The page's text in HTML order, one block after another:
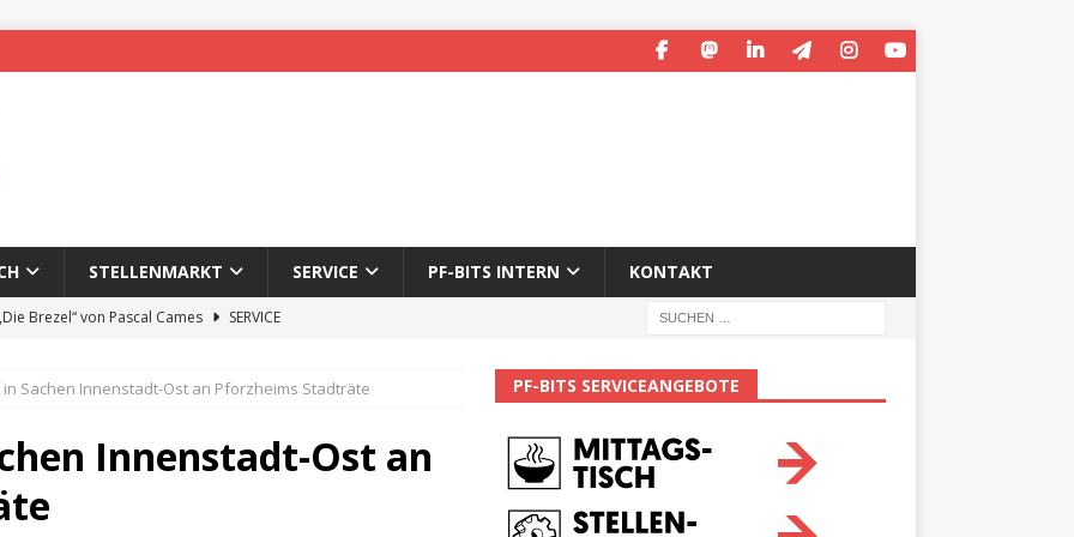
STELLENMARKT SERVICE PF-BITS INTERN KONTAKT
Brezel“ von Pascal Cames
SERVICE
des 65. Fasnetsumzugs Dillweißenstein
Der Mann hinter PF-Bits lebt nicht mehr
Sachen Innenstadt-Ost an Pforzheims Stadträte
Innenstadt-Ost an
PF-BITS SERVICEANGEBOTE